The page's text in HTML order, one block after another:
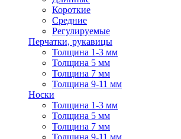
Короткие
Средние
Регулируемые
Перчатки, рукавицы
Толщина 1-3 мм
Толщина 5 мм
Толщина 7 мм
Толщина 9-11 мм
Носки
Толщина 1-3 мм
Толщина 5 мм
Толщина 7 мм
Толщина 9-11 мм